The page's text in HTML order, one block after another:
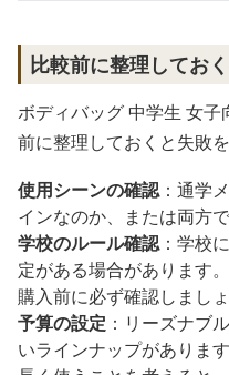
比較前に整理してお
ボディバッグ 中学生 女
前に整理しておくと失敗を
使用シーンの確認：通学
インなのか、または両方
学校のルール確認：学校
定がある場合があります。
購入前に必ず確認しましょ
予算の設定 ：リーズナブ
いラインナップがあります